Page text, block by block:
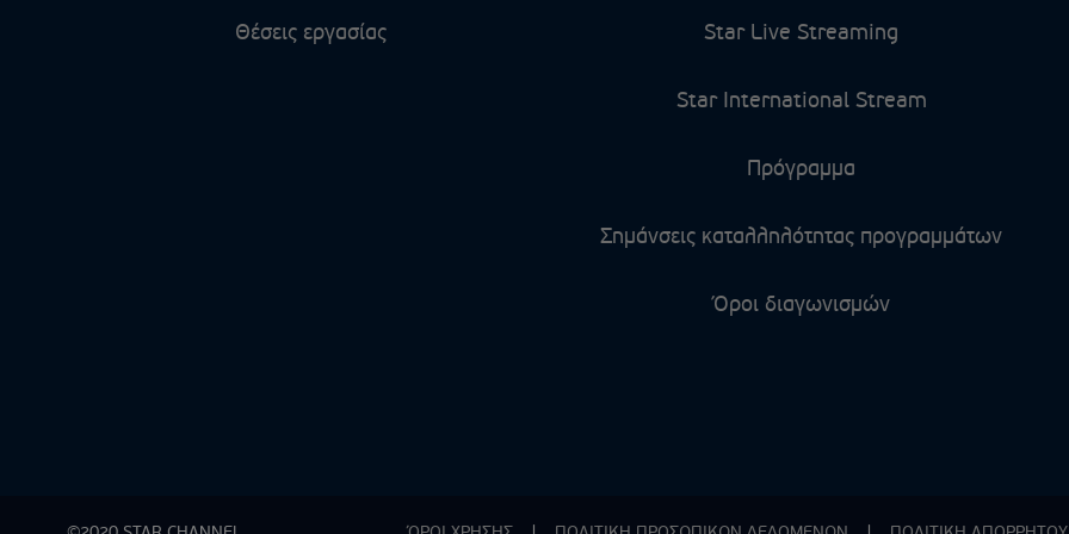
Θέσεις εργασίας Star Live Streaming
Star International Stream
Πρόγραμμα
Σημάνσεις καταλληλότητας προγραμμάτων
Όροι διαγωνισμών